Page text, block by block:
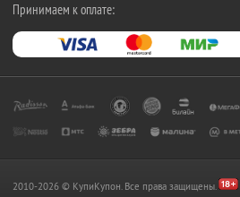
Принимаем к оплате:
2010-2026 © КупиКупон. Все права защищены.